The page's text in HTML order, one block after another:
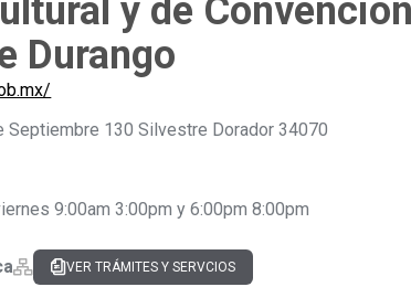
y de
Durango
Septiembre 130 Silvestre Dorador 34070
9:00am 3:00pm y 6:00pm 8:00pm
VER TRÁMITES Y SERVCIOS